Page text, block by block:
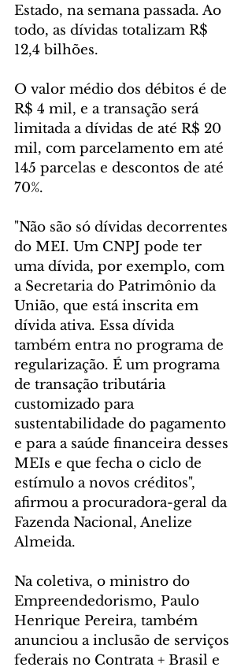
Estado, na semana passada. Ao
todo, as dívidas totalizam R$
12,4 bilhões.
O valor médio dos débitos é de
R$ 4 mil, e a transação será
limitada a dívidas de até R$ 20
mil, com parcelamento em até
145 parcelas e descontos de até
70%.
"Não são só dívidas decorrentes
do MEI. Um CNPJ pode ter
uma dívida, por exemplo, com
a Secretaria do Patrimônio da
União, que está inscrita em
dívida ativa. Essa dívida
também entra no programa de
regularização. É um programa
de transação tributária
customizado para
sustentabilidade do pagamento
e para a saúde financeira desses
MEIs e que fecha o ciclo de
estímulo a novos créditos",
afirmou a procuradora-geral da
Fazenda Nacional, Anelize
Almeida.
Na coletiva, o ministro do
Empreendedorismo, Paulo
Henrique Pereira, também
anunciou a inclusão de serviços
federais no Contrata + Brasil e